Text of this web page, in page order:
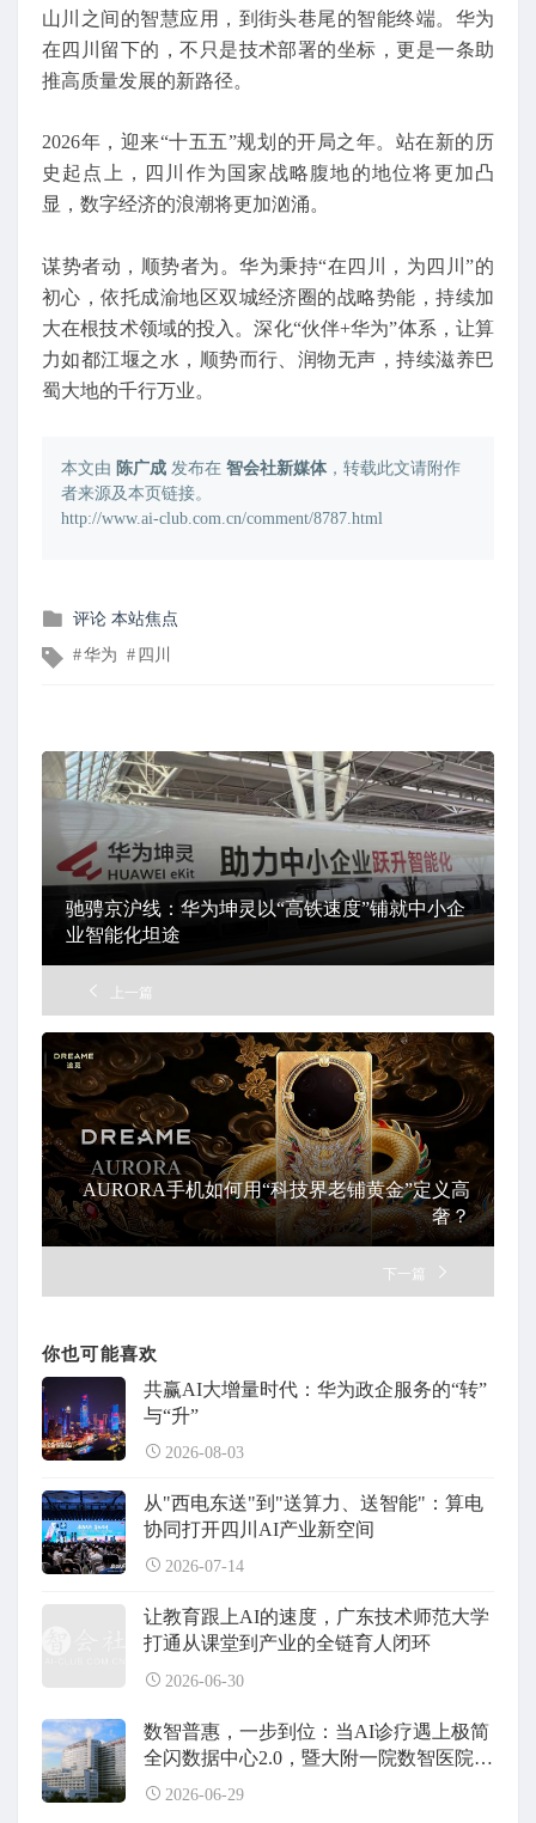
山川之间的智慧应用，到街头巷尾的智能终端。华为
在四川留下的，不只是技术部署的坐标，更是一条助
推高质量发展的新路径。
2026年，迎来“十五五”规划的开局之年。站在新的历
史起点上，四川作为国家战略腹地的地位将更加凸
显，数字经济的浪潮将更加汹涌。
谋势者动，顺势者为。华为秉持“在四川，为四川”的
初心，依托成渝地区双城经济圈的战略势能，持续加
大在根技术领域的投入。深化“伙伴+华为”体系，让算
力如都江堰之水，顺势而行、润物无声，持续滋养巴
蜀大地的千行万业。
本文由 陈广成 发布在 智会社新媒体，转载此文请附作
者来源及本页链接。
http://www.ai-club.com.cn/comment/8787.html
发
在
评论 本站焦点
文华为 四川
驰骋京沪线：华为坤灵以“高铁速度”铺就中小企
业智能化坦途
上一篇
AURORA手机如何用“科技界老铺黄金”定义高
奢？
下一篇
你也可能喜欢
共赢AI大增量时代：华为政企服务的“转”
与“升”
2026-08-03
从"西电东送"到"送算力、送智能"：算电
协同打开四川AI产业新空间
2026-07-14
让教育跟上AI的速度，广东技术师范大学
打通从课堂到产业的全链育人闭环
2026-06-30
数智普惠，一步到位：当AI诊疗遇上极简
全闪数据中心2.0，暨大附一院数智医院建
设全面升级
2026-06-29